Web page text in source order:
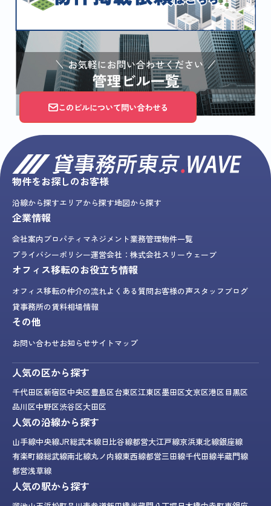
このビルについて問い合わせる
物件をお探しのお客様
沿線から探すエリアから探す地図から探す
企業情報
会社案内プロパティマネジメント業務管理物件一覧
プライバシーポリシー運営会社：株式会社スリーウェーブ
オフィス移転のお役立ち情報
オフィス移転の仲介の流れよくある質問お客様の声スタッフブログ
貸事務所の賃料相場情報
その他
お問い合わせお知らせサイトマップ
人気の区から探す
千代田区新宿区中央区豊島区台東区江東区墨田区文京区港区目黒区
品川区中野区渋谷区大田区
人気の沿線から探す
山手線中央線JR総武本線日比谷線都営大江戸線京浜東北線銀座線
有楽町線総武線南北線丸ノ内線東西線都営三田線千代田線半蔵門線
都営浅草線
人気の駅から探す